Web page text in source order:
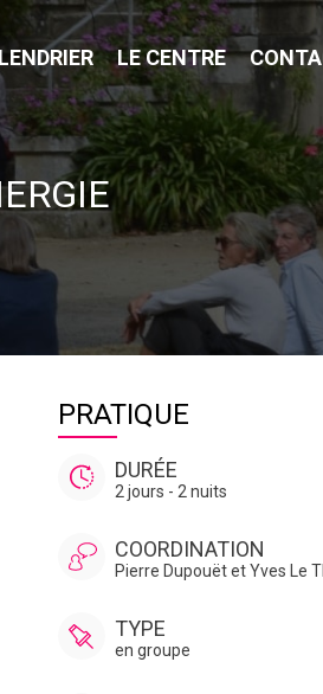
LE CENTRE
PRATIQUE
DURÉE
2 jours - 2 nuits
COORDINATION
Pierre Dupouët et Yves Le
TYPE
en groupe